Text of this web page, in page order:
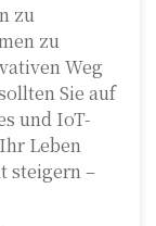
zu
zu
Weg
Sie auf
und IoT-
Leben
steigern –